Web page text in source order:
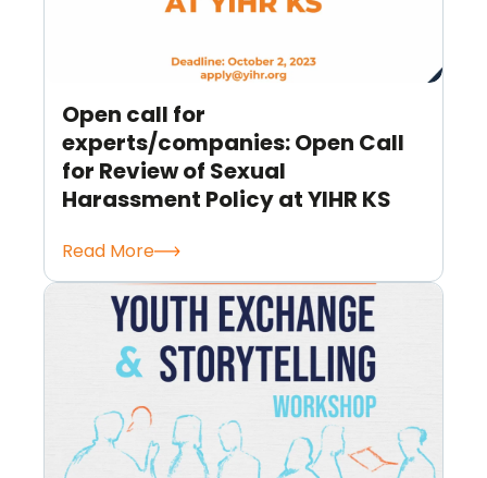
Open call for
experts/companies: Open Call
for Review of Sexual
Harassment Policy at YIHR KS
Read More